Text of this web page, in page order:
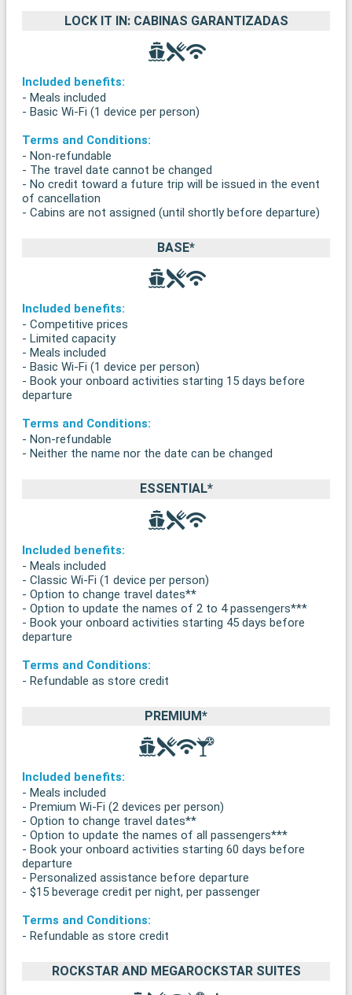
LOCK IT IN: CABINAS GARANTIZADAS
Included benefits:
- Meals included
- Basic Wi-Fi (1 device per person)
Terms and Conditions:
- Non-refundable
- The travel date cannot be changed
- No credit toward a future trip will be issued in the event
of cancellation
- Cabins are not assigned (until shortly before departure)
BASE*
Included benefits:
- Competitive prices
- Limited capacity
- Meals included
- Basic Wi-Fi (1 device per person)
- Book your onboard activities starting 15 days before
departure
Terms and Conditions:
- Non-refundable
- Neither the name nor the date can be changed
ESSENTIAL*
Included benefits:
- Meals included
- Classic Wi-Fi (1 device per person)
- Option to change travel dates**
- Option to update the names of 2 to 4 passengers***
- Book your onboard activities starting 45 days before
departure
Terms and Conditions:
- Refundable as store credit
PREMIUM*
Included benefits:
- Meals included
- Premium Wi-Fi (2 devices per person)
- Option to change travel dates**
- Option to update the names of all passengers***
- Book your onboard activities starting 60 days before
departure
- Personalized assistance before departure
- $15 beverage credit per night, per passenger
Terms and Conditions:
- Refundable as store credit
ROCKSTAR AND MEGAROCKSTAR SUITES